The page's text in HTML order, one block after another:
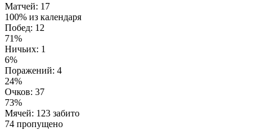
Матчей: 17
100% из календаря
Побед: 12
71%
Ничьих: 1
6%
Поражений: 4
24%
Очков: 37
73%
Мячей: 123 забито
74 пропущено